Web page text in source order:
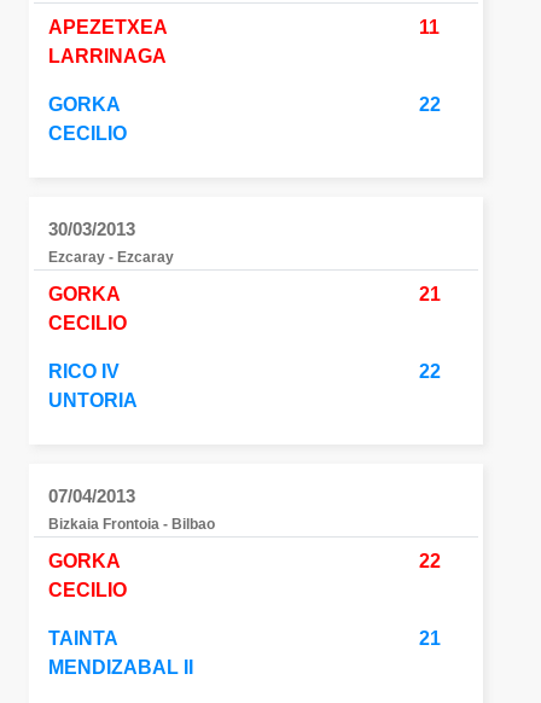
APEZETXEA
LARRINAGA
11
GORKA
CECILIO
22
30/03/2013
Ezcaray - Ezcaray
GORKA
CECILIO
21
RICO IV
UNTORIA
22
07/04/2013
Bizkaia Frontoia - Bilbao
GORKA
CECILIO
22
TAINTA
MENDIZABAL II
21